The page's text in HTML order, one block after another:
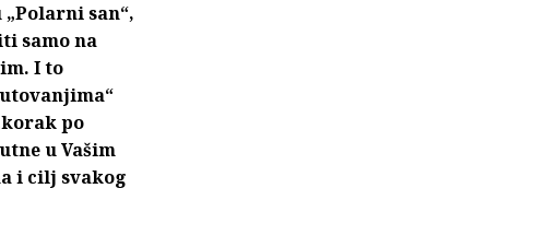
san“,
samo na
I to
po
u Vašim
i cilj svakog